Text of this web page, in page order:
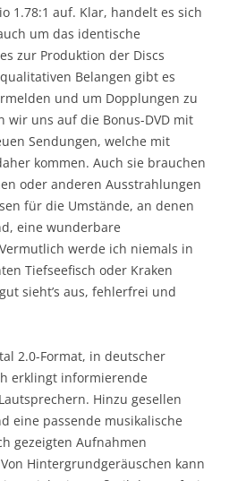
1.78:1 auf. Klar, handelt es sich
um das identische
zur Produktion der Discs
Belangen gibt es
und um Dopplungen zu
wir uns auf die Bonus-DVD mit
Sendungen, welche mit
kommen. Auch sie brauchen
oder anderen Ausstrahlungen
für die Umstände, an denen
eine wunderbare
werde ich niemals in
Tiefseefisch oder Kraken
sieht’s aus, fehlerfrei und
2.0-Format, in deutscher
erklingt informierende
Hinzu gesellen
eine passende musikalische
gezeigten Aufnahmen
Hintergrundgeräuschen kann